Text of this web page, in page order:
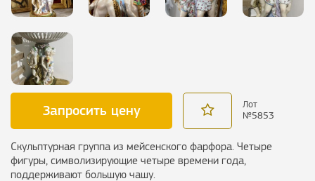
Запросить цену
Лот
№5853
Скульптурная группа из мейсенского фарфора. Четыре
фигуры, символизирующие четыре времени года,
поддерживают большую чашу.